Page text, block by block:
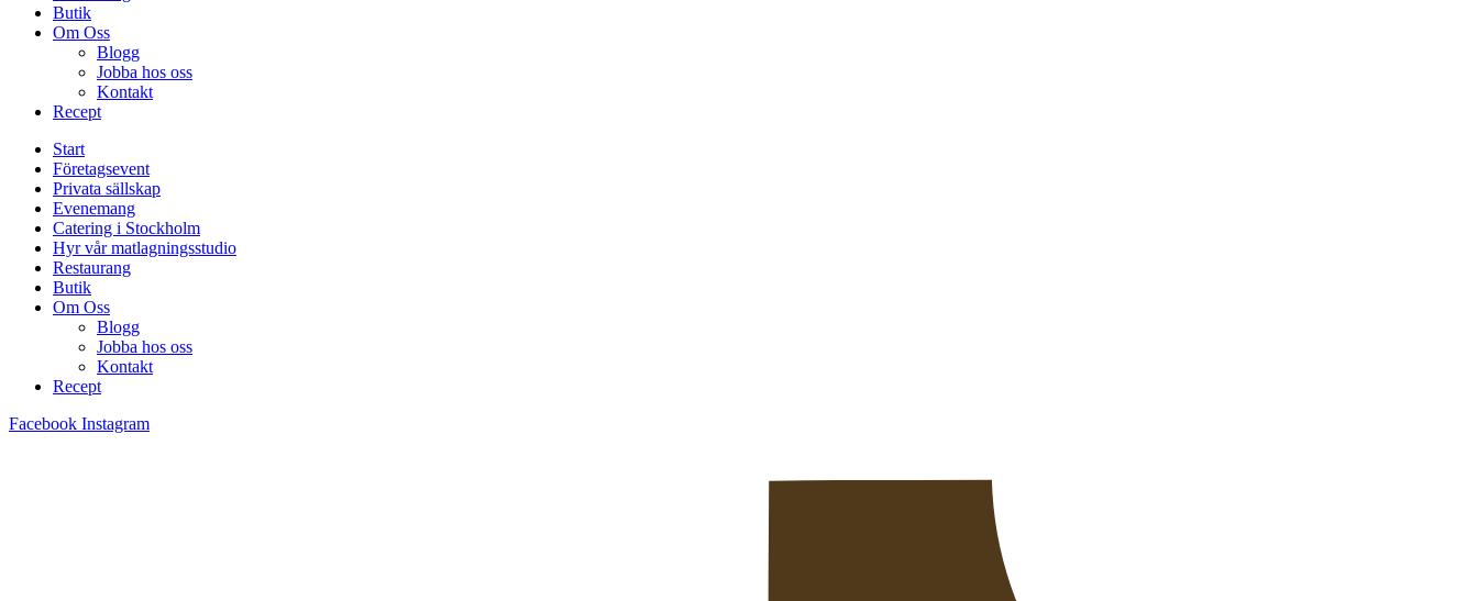
Butik
Om Oss
Blogg
Jobba hos oss
Kontakt
Recept
Start
Företagsevent
Privata sällskap
Evenemang
Catering i Stockholm
Hyr vår matlagningsstudio
Restaurang
Butik
Om Oss
Blogg
Jobba hos oss
Kontakt
Recept
Facebook Instagram